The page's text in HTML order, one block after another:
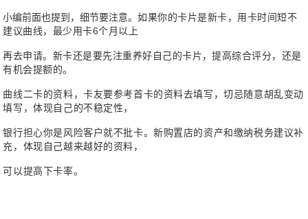
小编前面也提到，细节要注意。如果你的卡片是新卡，用卡时间短不
建议曲线，最少用卡6个月以上
再去申请。新卡还是要先注重养好自己的卡片，提高综合评分，还是
有机会提额的。
曲线二卡的资料，卡友要参考首卡的资料去填写，切忌随意胡乱变动
填写，体现自己的不稳定性，
银行担心你是风险客户就不批卡。新购置店的资产和缴纳税务建议补
充，体现自己越来越好的资料，
可以提高下卡率。